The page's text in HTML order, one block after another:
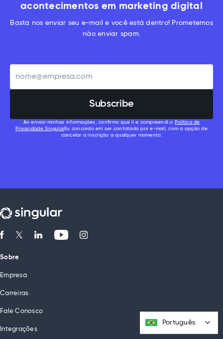
acontecimentos em marketing digital
Basta nos enviar seu e-mail e você está dentro! Prometemos
não enviar spam.
Ao enviar minhas informações, confirmo que li e compreendi o Política de
Privacidade SingularEu concordo em ser contatado por e-mail, com a opção de
cancelar a inscrição a qualquer momento.
Sobre
Empresa
Carreiras
Fale Conosco
Integrações
Português
Português